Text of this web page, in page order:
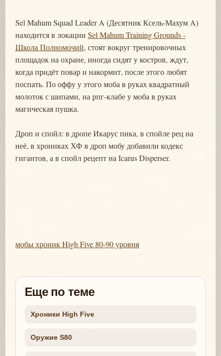
Sel Mahum Squad Leader A (Десятник Ксель-Махум A)
находится в локации Sel Mahum Training Grounds -
Школа Полномочий, стоят вокруг тренировочных
площадок на охране, иногда сидят у костров, ждут,
когда придёт повар и накормит, после этого любят
поспать. По оффу у этого моба в руках квадратный
молоток с шипами, на рпг-клабе у моба в руках
магическая пушка.
Дроп и спойл: в дропе Икарус пика, в спойле рец на
неё, в хрониках ХФ в дроп мобу добавили кодекс
гигантов, а в спойл рецепт на Icarus Disperser.
мобы хроник High Five 80-90 уровня
Еще по теме
Хроники High Five
Оружие S80